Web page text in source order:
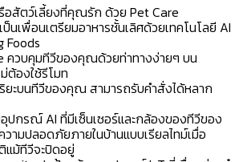
อสัตว์เลี้ยงที่คุณรัก ด้วย Pet Care
เพื่อนเตรียมอาหารชั้นเลิศด้วยเทคโนโลยี AI
Foods
ควบคุมทีวีของคุณด้วยท่าทางง่ายๆ บน
ต้องใช้รีโมท
ะบนทีวีของคุณ สามารถรับคำสั่งได้หลาก
ปกรณ์ AI ที่มีเซ็นเซอร์และกล้องของทีวีของ
ามปลอดภัยภายในบ้านแบบเรียลไทม์เมื่อ
ม้ทีวีจะปิดอยู่